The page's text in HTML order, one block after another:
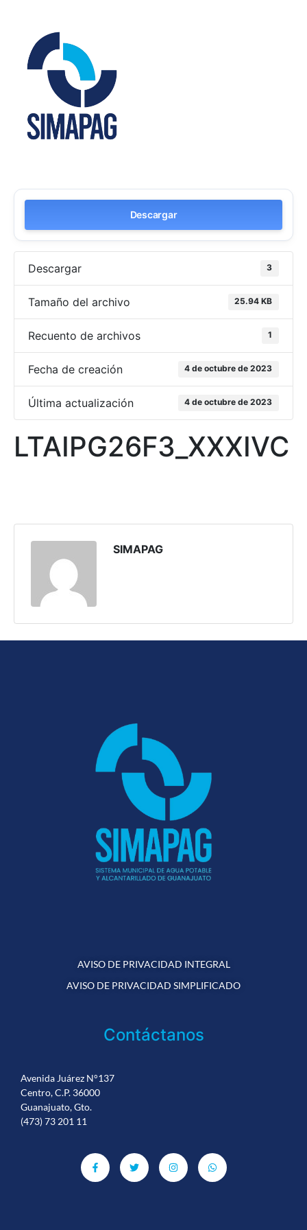
Descargar
Descargar 3
Tamaño del archivo 25.94 KB
Recuento de archivos 1
Fecha de creación 4 de octubre de 2023
Última actualización 4 de octubre de 2023
LTAIPG26F3_XXXIVC
SIMAPAG
AVISO DE PRIVACIDAD INTEGRAL
AVISO DE PRIVACIDAD SIMPLIFICADO
Contáctanos
Avenida Juárez N°137
Centro, C.P. 36000
Guanajuato, Gto.
(473) 73 201 11